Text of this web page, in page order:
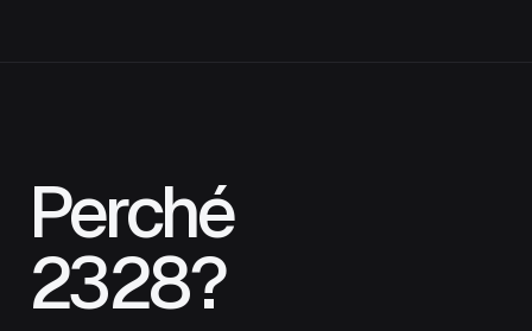
Perché
2328?